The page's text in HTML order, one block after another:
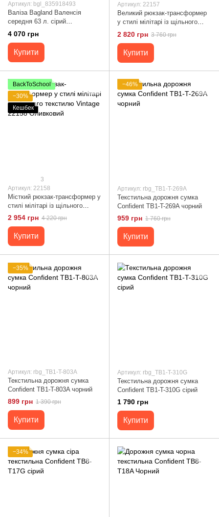
Артикул: bgl_835918493
Валіза Bagland Валенсія
середня 63 л. сірий
(003796624) 835918493
4 070 грн
Купити
Артикул: 22157
Великий рюкзак-трансформер
у стилі мілітарі із щільного
текстилю Vintage 22157 Чорний
2 820 грн 3 760 грн
Купити
BackToSchool
−30%
Кешбек
3
Артикул: 22158
Місткий рюкзак-трансформер у
стилі мілітарі із щільного
текстилю Vintage 22158
Оливковий
2 954 грн 4 220 грн
Купити
−46%
Артикул: rbg_TB1-T-269A
Текстильна дорожня сумка
Confident TB1-T-269A чорний
959 грн 1 760 грн
Купити
−35%
Артикул: rbg_TB1-T-803A
Текстильна дорожня сумка
Confident TB1-T-803A чорний
899 грн 1 390 грн
Купити
Артикул: rbg_TB1-T-310G
Текстильна дорожня сумка
Confident TB1-T-310G сірий
1 790 грн
Купити
−34%